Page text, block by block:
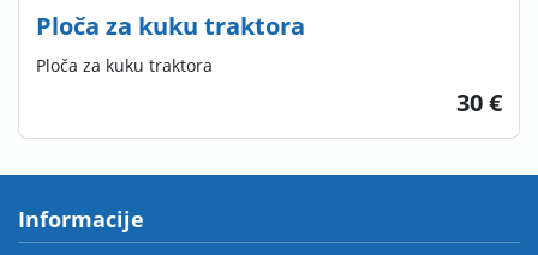
Ploča za kuku traktora
Ploča za kuku traktora
30 €
Informacije